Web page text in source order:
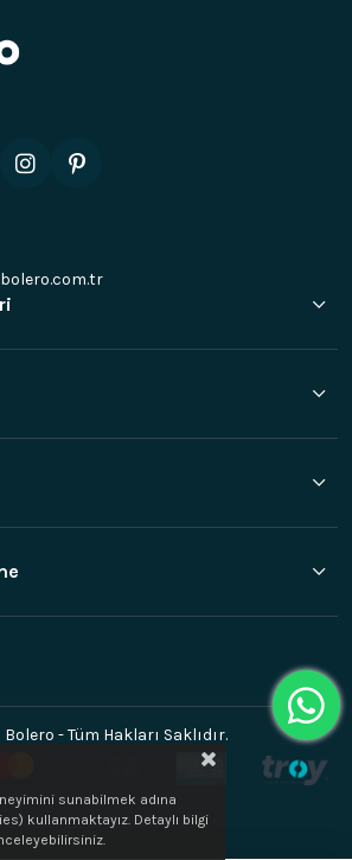
- Tüm Hakları Saklıdır.
sunabilmek adına
kullanmaktayız. Detaylı bilgi